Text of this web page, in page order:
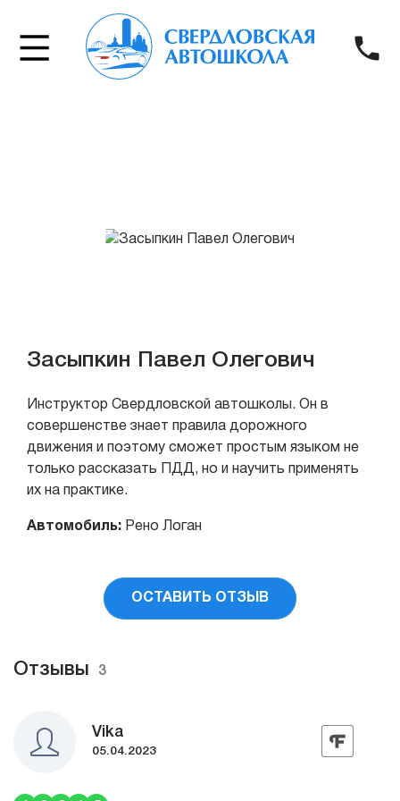
Засыпкин Павел Олегович
Инструктор Свердловской автошколы. Он в
совершенстве знает правила дорожного
движения и поэтому сможет простым языком не
только рассказать ПДД, но и научить применять
их на практике.
Автомобиль: Рено Логан
ОСТАВИТЬ ОТЗЫВ
Отзывы 3
Vika
05.04.2023